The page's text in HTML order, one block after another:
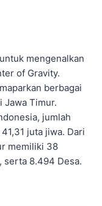
mengenalkan
of Gravity.
berbagai
Jawa Timur.
jumlah
juta jiwa. Dari
memiliki 38
serta 8.494 Desa.